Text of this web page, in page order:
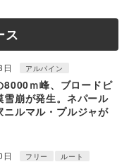
ス
アルパイン
8000ｍ峰、ブロードピ
雪崩が発生。ネパール
ニルマル・プルジャが
フリー ルート